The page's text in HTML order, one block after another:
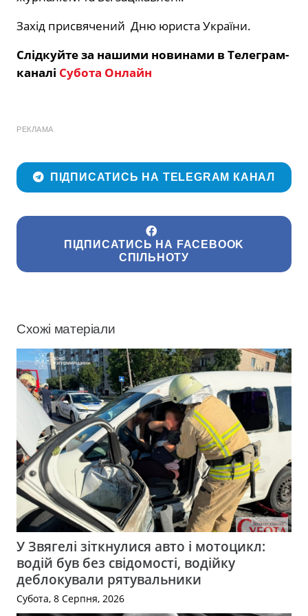
Захід присвячений Дню юриста України.
Слідкуйте за нашими новинами в Телеграм-
каналі Субота Онлайн
РЕКЛАМА
ПІДПИСАТИСЬ НА TELEGRAM КАНАЛ
ПІДПИСАТИСЬ НА FACEBOOK
СПІЛЬНОТУ
Схожі матеріали
У Звягелі зіткнулися авто і мотоцикл:
водій був без свідомості, водійку
деблокували рятувальники
Субота, 8 Серпня, 2026